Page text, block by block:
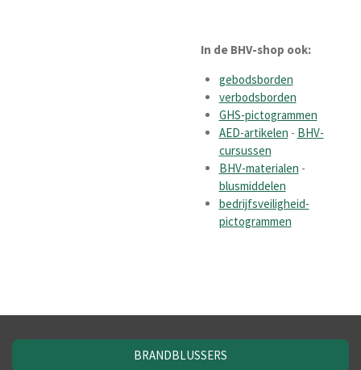
In de BHV-shop ook:
gebodsborden
verbodsborden
GHS-pictogrammen
AED-artikelen - BHV-
cursussen
BHV-materialen -
blusmiddelen
bedrijfsveiligheid-
pictogrammen
BRANDBLUSSERS